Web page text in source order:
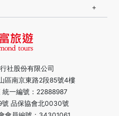
社股份有限公司
區南京東路2段85號4樓
統一編號：22888987
品保協會北0030號